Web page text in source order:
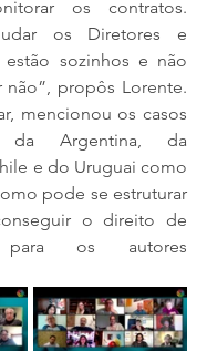
os contratos.
os Diretores e
estão sozinhos e não
propôs Lorente.
mencionou os casos
da Argentina, da
e do Uruguai como
pode se estruturar
o direito de
para os autores